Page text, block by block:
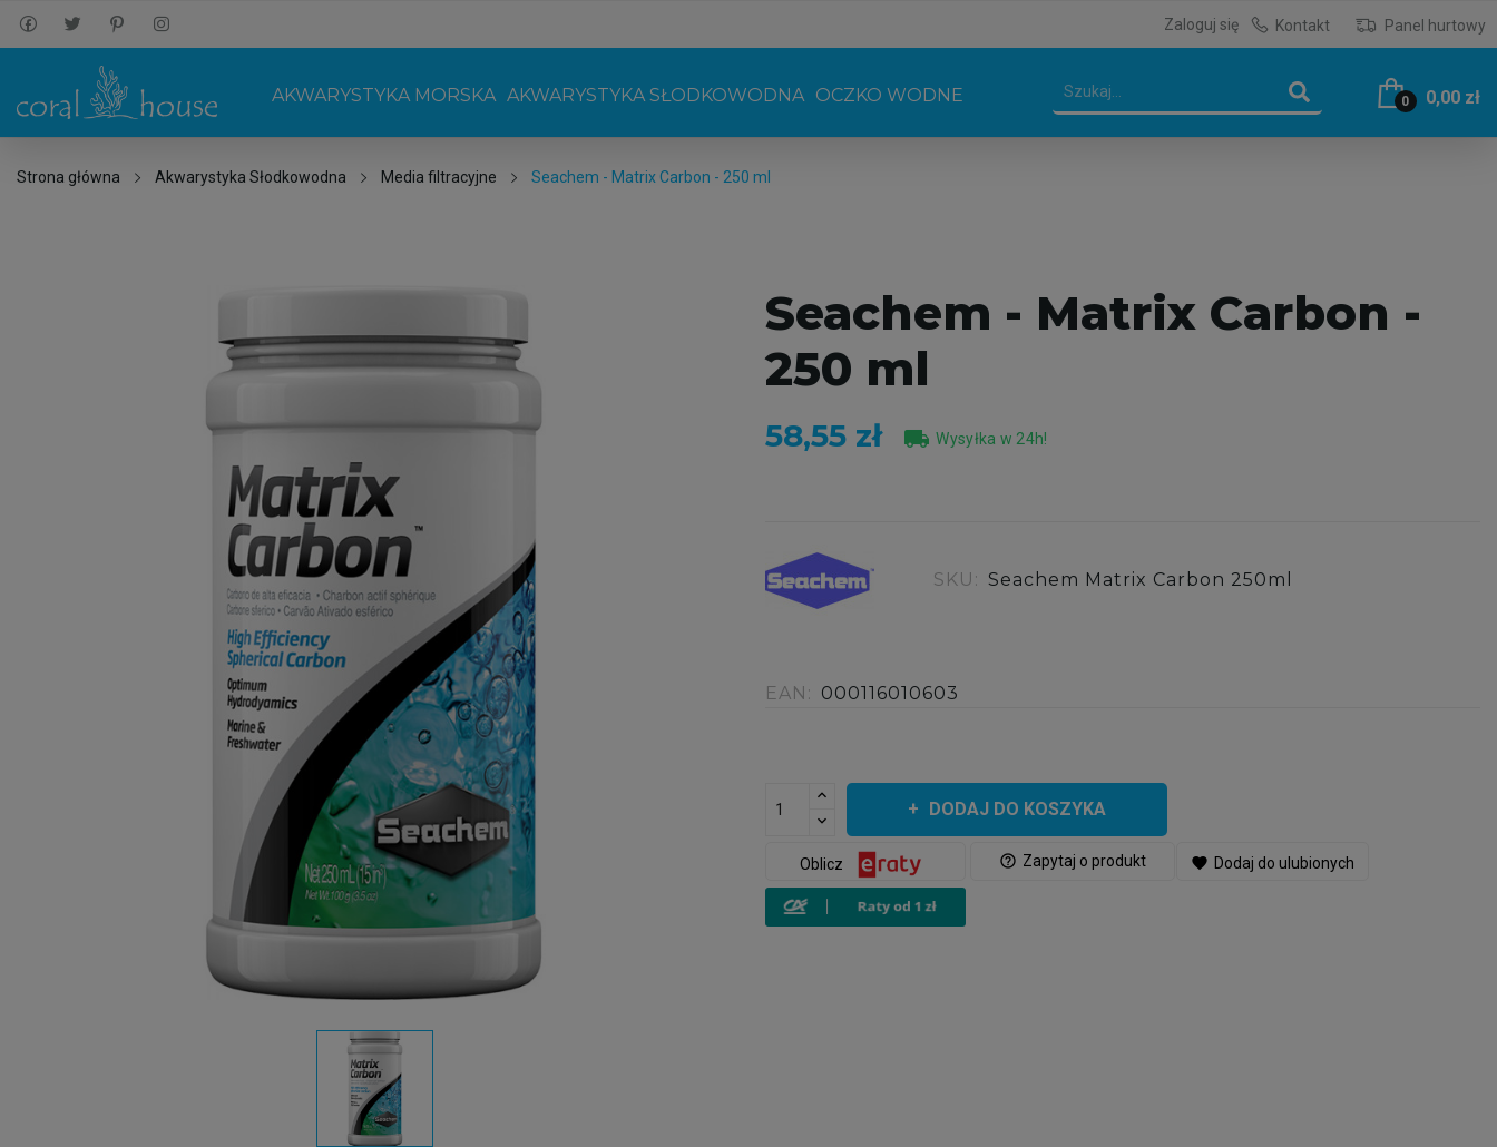
Zaloguj się Kontakt Panel hurtowy
AKWARYSTYKA MORSKA AKWARYSTYKA SŁODKOWODNA OCZKO WODNE 0 0,00 zł
Strona główna Akwarystyka Słodkowodna Media filtracyjne Seachem - Matrix Carbon - 250 ml
Seachem - Matrix Carbon -
250 ml
58,55 zł local_shipping Wysyłka w 24h!
SKU: Seachem Matrix Carbon 250ml
EAN: 000116010603
DODAJ DO KOSZYKA
help_outline Zapytaj o produkt
Oblicz favorite Dodaj do ulubionych